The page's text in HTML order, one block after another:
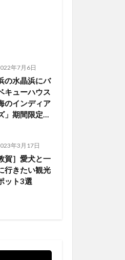
年7月6日
の水晶浜にバ
キューハウス
のインディア
」期間限定オ
年3月17日
賀］愛犬と一
行きたい観光
ット3選